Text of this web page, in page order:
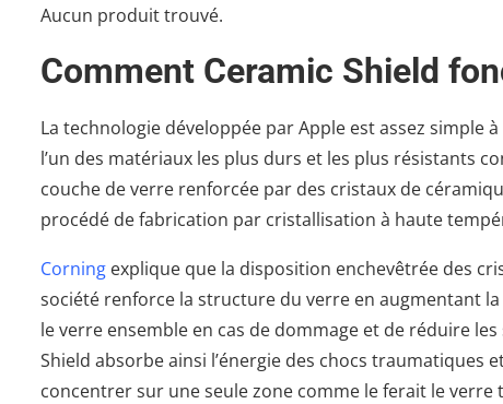
Aucun produit trouvé.
Comment Ceramic Shield
La technologie développée par Apple est assez
l’un des matériaux les plus durs et les plus résistants
couche de verre renforcée par des cristaux de
procédé de fabrication par cristallisation à haute
Corning explique que la disposition enchevêtrée des
société renforce la structure du verre en augmentant
le verre ensemble en cas de dommage et de réduire
Shield absorbe ainsi l’énergie des chocs traumatiques
concentrer sur une seule zone comme le ferait le verre